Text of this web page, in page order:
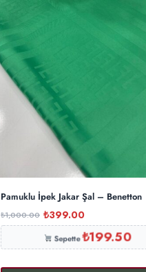
Pamuklu İpek Jakar Şal – Benetton
₺1,000.00 ₺399.00
Sepette₺199.50